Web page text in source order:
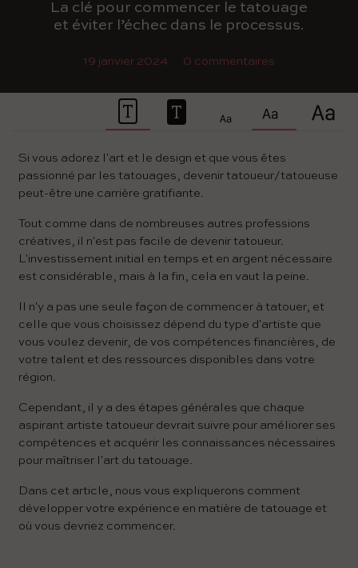
La clé pour commencer le tatouage
et éviter l’échec dans le processus.
19 janvier 2024 0 commentaires
Si vous adorez l'art et le design et que vous êtes
passionné par les tatouages, devenir tatoueur/tatoueuse
peut-être une carrière gratifiante.
Tout comme dans de nombreuses autres professions
créatives, il n'est pas facile de devenir tatoueur.
L'investissement initial en temps et en argent nécessaire
est considérable, mais à la fin, cela en vaut la peine.
Il n'y a pas une seule façon de commencer à tatouer, et
celle que vous choisissez dépend du type d'artiste que
vous voulez devenir, de vos compétences financières, de
votre talent et des ressources disponibles dans votre
région.
Cependant, il y a des étapes générales que chaque
aspirant artiste tatoueur devrait suivre pour améliorer ses
compétences et acquérir les connaissances nécessaires
pour maîtriser l'art du tatouage.
Dans cet article, nous vous expliquerons comment
développer votre expérience en matière de tatouage et
où vous devriez commencer.